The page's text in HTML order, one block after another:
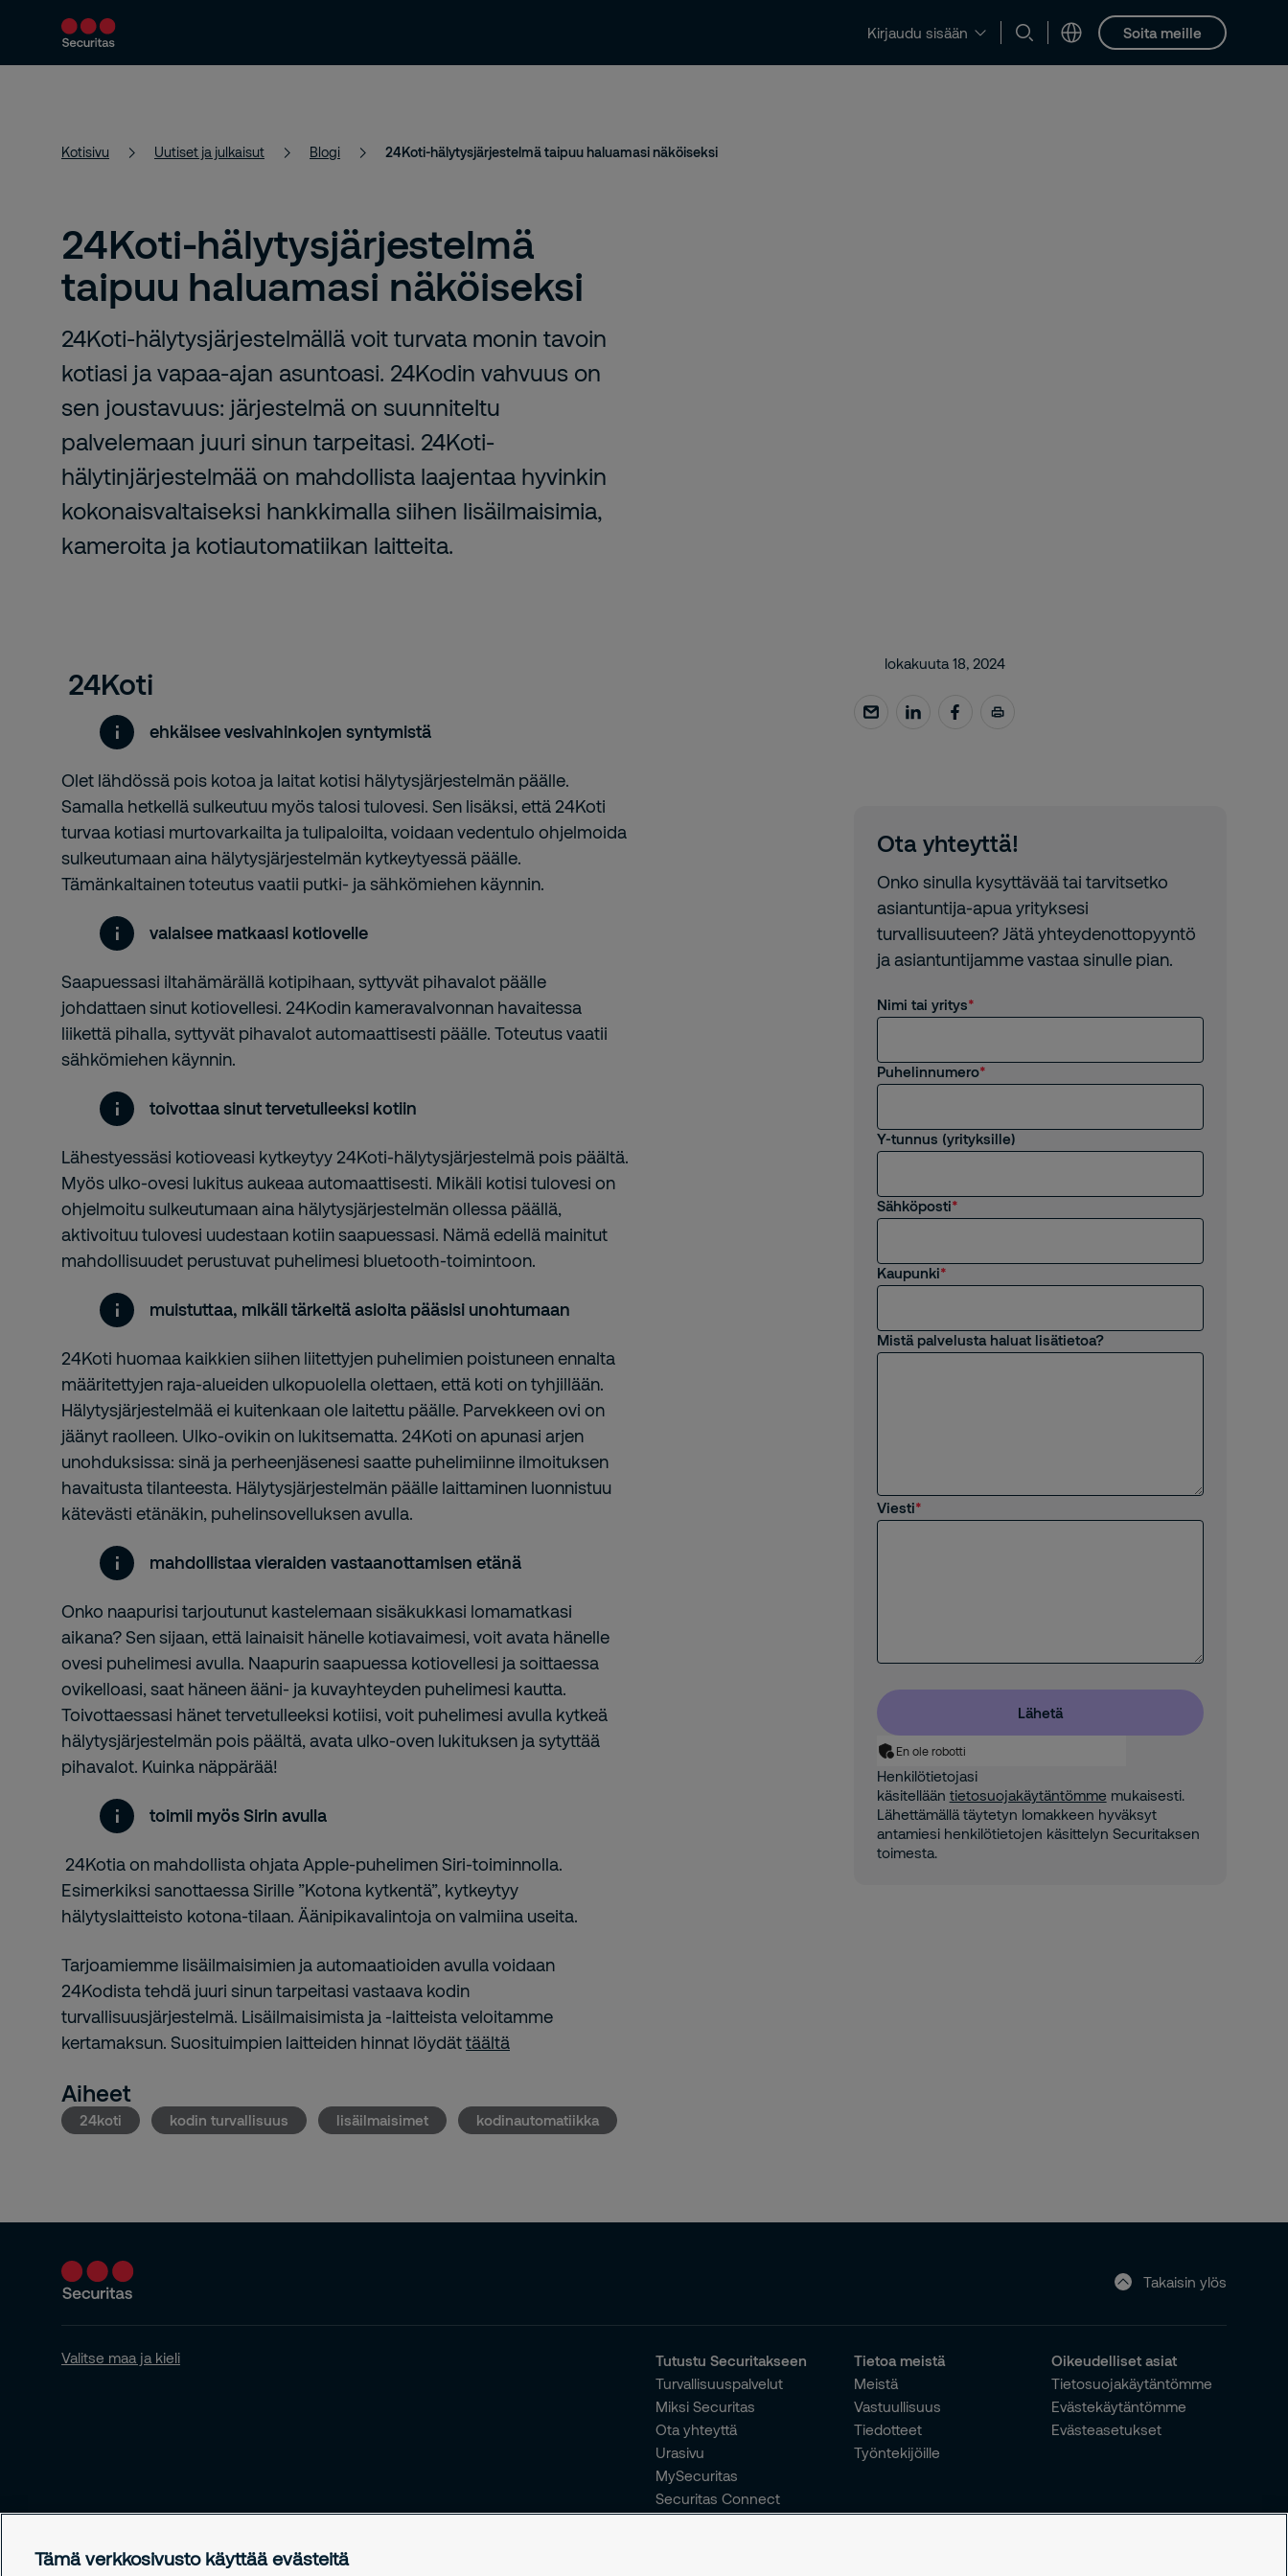
Kirjaudu sisään Soita meille
Turvallisuuspalvelut Ratkaisumme Uutiset ja julkaisut Yhteystiedot Urasivu
Kotisivu Uutiset ja julkaisut Blogi 24Koti-hälytysjärjestelmä taipuu haluamasi näköiseksi
24Koti-hälytysjärjestelmä
taipuu haluamasi näköiseksi
24Koti-hälytysjärjestelmällä voit turvata monin tavoin
kotiasi ja vapaa-ajan asuntoasi. 24Kodin vahvuus on
sen joustavuus: järjestelmä on suunniteltu
palvelemaan juuri sinun tarpeitasi. 24Koti-
hälytinjärjestelmää on mahdollista laajentaa hyvinkin
kokonaisvaltaiseksi hankkimalla siihen lisäilmaisimia,
kameroita ja kotiautomatiikan laitteita.
24Koti
ehkäisee vesivahinkojen syntymistä
Olet lähdössä pois kotoa ja laitat kotisi hälytysjärjestelmän päälle.
Samalla hetkellä sulkeutuu myös talosi tulovesi. Sen lisäksi, että 24Koti
turvaa kotiasi murtovarkailta ja tulipaloilta, voidaan vedentulo ohjelmoida
sulkeutumaan aina hälytysjärjestelmän kytkeytyessä päälle.
Tämänkaltainen toteutus vaatii putki- ja sähkömiehen käynnin.
valaisee matkaasi kotiovelle
Saapuessasi iltahämärällä kotipihaan, syttyvät pihavalot päälle
johdattaen sinut kotiovellesi. 24Kodin kameravalvonnan havaitessa
liikettä pihalla, syttyvät pihavalot automaattisesti päälle. Toteutus vaatii
sähkömiehen käynnin.
toivottaa sinut tervetulleeksi kotiin
Lähestyessäsi kotioveasi kytkeytyy 24Koti-hälytysjärjestelmä pois päältä.
Myös ulko-ovesi lukitus aukeaa automaattisesti. Mikäli kotisi tulovesi on
ohjelmoitu sulkeutumaan aina hälytysjärjestelmän ollessa päällä,
aktivoituu tulovesi uudestaan kotiin saapuessasi. Nämä edellä mainitut
mahdollisuudet perustuvat puhelimesi bluetooth-toimintoon.
muistuttaa, mikäli tärkeitä asioita pääsisi unohtumaan
24Koti huomaa kaikkien siihen liitettyjen puhelimien poistuneen ennalta
määritettyjen raja-alueiden ulkopuolella olettaen, että koti on tyhjillään.
Hälytysjärjestelmää ei kuitenkaan ole laitettu päälle. Parvekkeen ovi on
jäänyt raolleen. Ulko-ovikin on lukitsematta. 24Koti on apunasi arjen
unohduksissa: sinä ja perheenjäsenesi saatte puhelimiinne ilmoituksen
havaitusta tilanteesta. Hälytysjärjestelmän päälle laittaminen luonnistuu
kätevästi etänäkin, puhelinsovelluksen avulla.
mahdollistaa vieraiden vastaanottamisen etänä
Onko naapurisi tarjoutunut kastelemaan sisäkukkasi lomamatkasi
aikana? Sen sijaan, että lainaisit hänelle kotiavaimesi, voit avata hänelle
ovesi puhelimesi avulla. Naapurin saapuessa kotiovellesi ja soittaessa
ovikelloasi, saat häneen ääni- ja kuvayhteyden puhelimesi kautta.
Toivottaessasi hänet tervetulleeksi kotiisi, voit puhelimesi avulla kytkeä
hälytysjärjestelmän pois päältä, avata ulko-oven lukituksen ja sytyttää
pihavalot. Kuinka näppärää!
toimii myös Sirin avulla
24Kotia on mahdollista ohjata Apple-puhelimen Siri-toiminnolla.
Esimerkiksi sanottaessa Sirille ”Kotona kytkentä”, kytkeytyy
hälytyslaitteisto kotona-tilaan. Äänipikavalintoja on valmiina useita.
Tarjoamiemme lisäilmaisimien ja automaatioiden avulla voidaan
24Kodista tehdä juuri sinun tarpeitasi vastaava kodin
turvallisuusjärjestelmä. Lisäilmaisimista ja -laitteista veloitamme
kertamaksun. Suosituimpien laitteiden hinnat löydättäältä
lokakuuta 18, 2024
Ota yhteyttä!
Onko sinulla kysyttävää tai tarvitsetko
asiantuntija-apua yrityksesi
turvallisuuteen? Jätä yhteydenottopyyntö
ja asiantuntijamme vastaa sinulle pian.
Nimi tai yritys
Puhelinnumero
Y-tunnus (yrityksille)
Sähköposti
Kaupunki
Mistä palvelusta haluat lisätietoa?
Viesti
Lähetä
En ole robotti
Henkilötietojasi
käsitellään tietosuojakäytäntömme mukaisesti.
Lähettämällä täytetyn lomakkeen hyväksyt
antamiesi henkilötietojen käsittelyn Securitaksen
toimesta.
Aiheet
24koti kodin turvallisuus lisäilmaisimet kodinautomatiikka
Takaisin ylös
Valitse maa ja kieli
Tutustu Securitakseen
Turvallisuuspalvelut
Miksi Securitas
Ota yhteyttä
Urasivu
MySecuritas
Securitas Connect
Tietoa meistä
Meistä
Vastuullisuus
Tiedotteet
Työntekijöille
Oikeudelliset asiat
Tietosuojakäytäntömme
Evästekäytäntömme
Evästeasetukset
Tämä verkkosivusto käyttää evästeitä